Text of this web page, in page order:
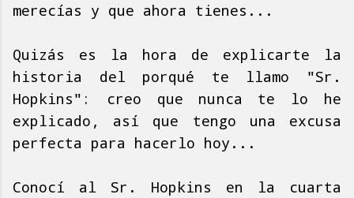
merecías y que ahora tienes...
Quizás es la hora de explicarte la
historia del porqué te llamo "Sr.
Hopkins": creo que nunca te lo he
explicado, así que tengo una excusa
perfecta para hacerlo hoy...
Conocí al Sr. Hopkins en la cuarta